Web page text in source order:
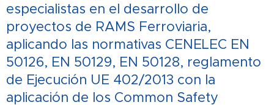
especialistas en el desarrollo de
proyectos de RAMS Ferroviaria,
aplicando las normativas CENELEC EN
50126, EN 50129, EN 50128, reglamento
de Ejecución UE 402/2013 con la
aplicación de los Common Safety